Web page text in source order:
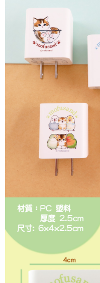
結帳頁面，進行簡訊認證並確認
２．訂單成立數日內，您將收到
３．收到繳費通知簡訊後14天
ATM／網路銀行／等多元方式
※ 請注意：結帳手續完成當下
購買商品的店家。未經商家同意
後付繳納相關費用。
※ 交易是否成功請以「AFTEE
是否繳費成功／繳費後需取消欲
https://
１．透過由恩沛科技股份有限公
易，需依本服務之必要範圍內提
權轉讓予恩沛科技股份有限公司。
２．關於個人資料處理事宜，請
https://aftee.tw/terms/#terms3
３．未成年的使用者請事先徵得
「AFTEE先享後付」，若未經
時審查核予不同之上限額度；若
請求用戶進行身份認證。
５．嚴禁一人註冊多個帳號或
恩沛科技股份有限公司將有權停
每筆NT$60，滿NT$499(含以
7-11付款取貨
每筆NT$60，滿NT$499(含以
付款後7-11取貨
每筆NT$60，滿NT$499(含
每筆NT$120，滿NT$499(含